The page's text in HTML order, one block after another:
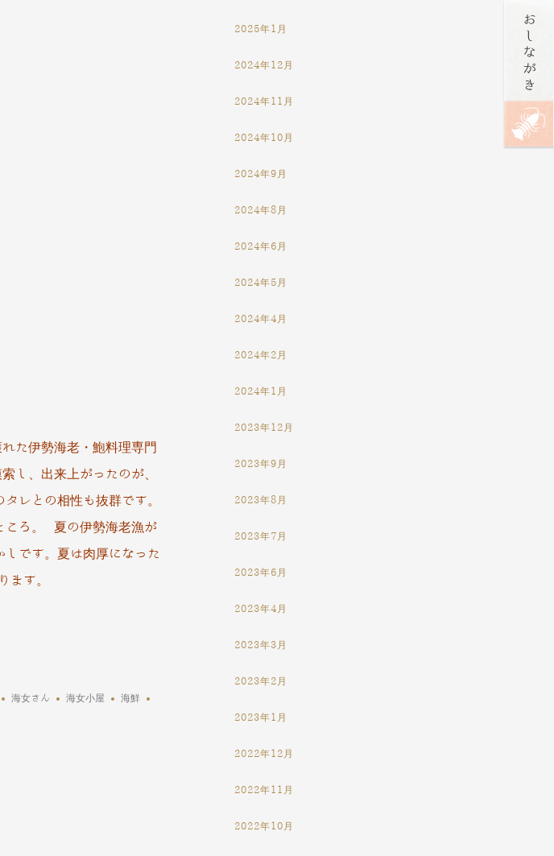
た伊勢海老・鮑料理専門
し、出来上がったのが、
レとの相性も抜群です。
ころ。 夏の伊勢海老漁が
です。夏は肉厚になった
ます。
海女さん 海女小屋 海鮮
2025年1月
2024年12月
2024年11月
2024年10月
2024年9月
2024年8月
2024年6月
2024年5月
2024年4月
2024年2月
2024年1月
2023年12月
2023年9月
2023年8月
2023年7月
2023年6月
2023年4月
2023年3月
2023年2月
2023年1月
2022年12月
2022年11月
2022年10月